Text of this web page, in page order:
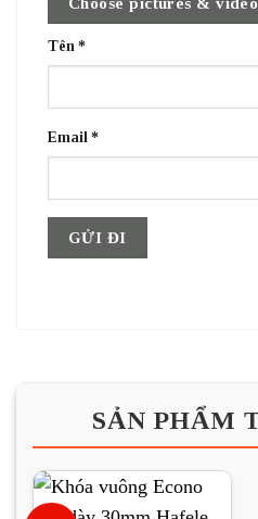
Choose pictures &
Tên *
Email *
SẢN PHẨM